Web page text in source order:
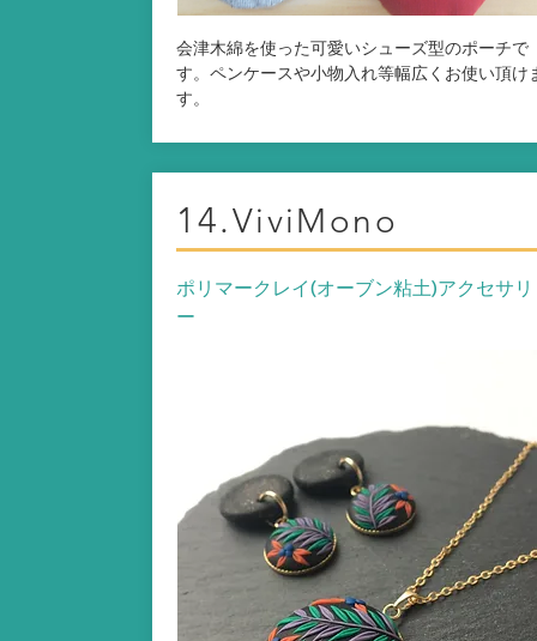
会津木綿を使った可愛いシューズ型のポーチで
す。ペンケースや小物入れ等幅広くお使い頂け
す。
14.ViviMono
ポリマークレイ(オーブン粘土)アクセサリ
ー